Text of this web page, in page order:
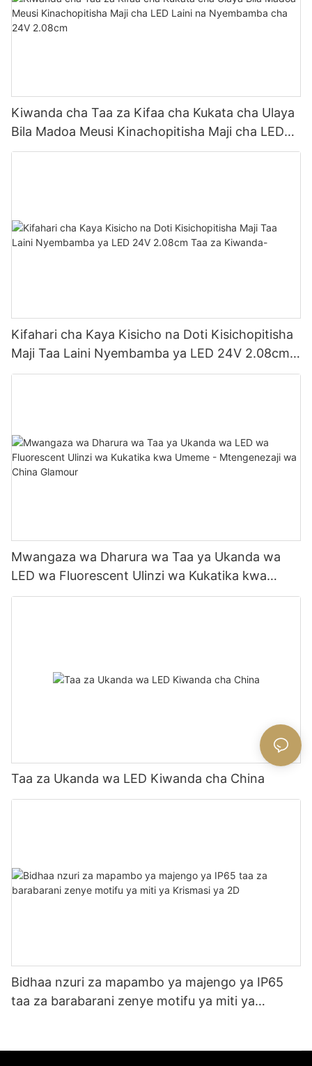
Kiwanda cha Taa za Kifaa cha Kukata cha Ulaya
Bila Madoa Meusi Kinachopitisha Maji cha LED
Laini na Nyembamba cha 24V 2.08cm
Kifahari cha Kaya Kisicho na Doti Kisichopitisha
Maji Taa Laini Nyembamba ya LED 24V 2.08cm
Taa za Kiwanda-
Mwangaza wa Dharura wa Taa ya Ukanda wa
LED wa Fluorescent Ulinzi wa Kukatika kwa
Umeme - Mtengenezaji wa China Glamour
Taa za Ukanda wa LED Kiwanda cha China
Bidhaa nzuri za mapambo ya majengo ya IP65
taa za barabarani zenye motifu ya miti ya